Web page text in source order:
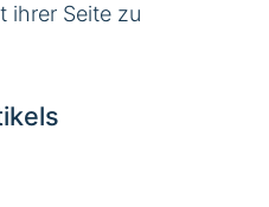
ihrer Seite zu